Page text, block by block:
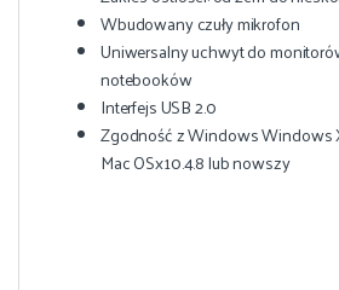
Wbudowany czuły mikrofon
Uniwersalny uchwyt do
notebooków
Interfejs USB 2.0
Zgodność z Windows Windows
Mac OSx10.4.8 lub nowszy